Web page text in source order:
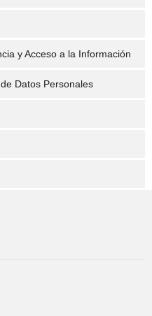
y Acceso a la Información
Datos Personales